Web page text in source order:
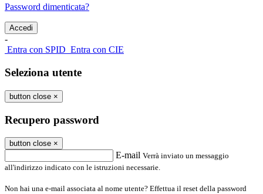
Password dimenticata?
-
Entra con SPID Entra con CIE
Seleziona utente
button close ×
Recupero password
button close ×
E-mail Verrà inviato un messaggio
all'indirizzo indicato con le istruzioni necessarie.
Non hai una e-mail associata al nome utente? Effettua il reset della password